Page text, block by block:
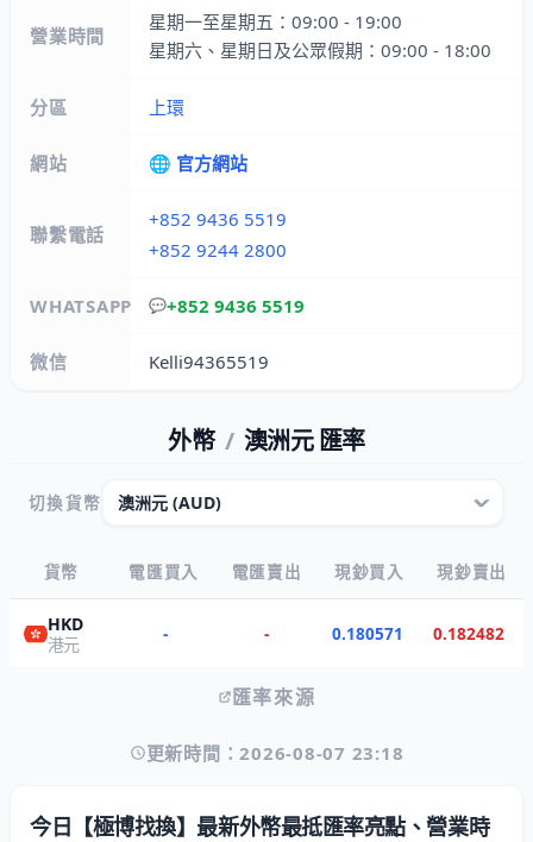
營業時間
星期一至星期五：09:00 - 19:00
星期六、星期日及公眾假期：09:00 - 18:00
分區 上環
網站 🌐 官方網站
聯繫電話
+852 9436 5519
+852 9244 2800
WHATSAPP 💬+852 9436 5519
微信 Kelli94365519
外幣 / 澳洲元 匯率
切換貨幣
貨幣 電匯買入 電匯賣出 現鈔買入 現鈔賣出
HKD
港元
- - 0.180571 0.182482
匯率來源
更新時間：2026-08-07 23:18
今日【極博找換】最新外幣最抵匯率亮點、營業時